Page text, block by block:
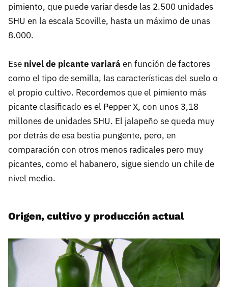
pimiento, que puede variar desde las 2.500 unidades
SHU en la escala Scoville, hasta un máximo de unas
8.000.
Ese nivel de picante variaráen función de factores
como el tipo de semilla, las características del suelo o
el propio cultivo. Recordemos que el pimiento más
picante clasificado es el Pepper X, con unos 3,18
millones de unidades SHU. El jalapeño se queda muy
por detrás de esa bestia pungente, pero, en
comparación con otros menos radicales pero muy
picantes, como el habanero, sigue siendo un chile de
nivel medio.
Origen, cultivo y producción actual